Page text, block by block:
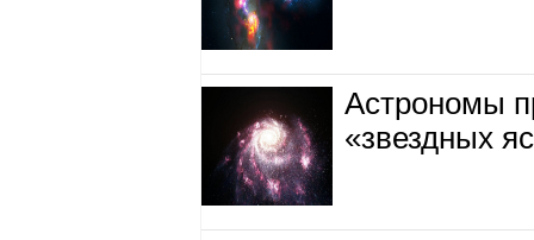
Астрономы
«звездных